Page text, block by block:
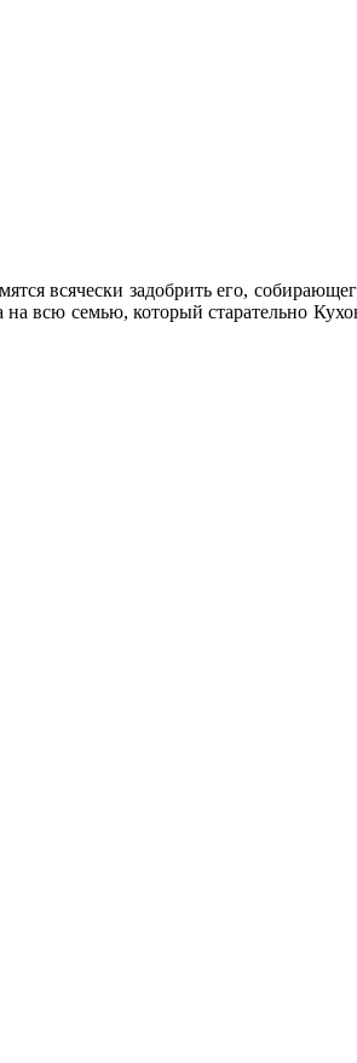
всячески задобрить его,
всю семью, который старательно